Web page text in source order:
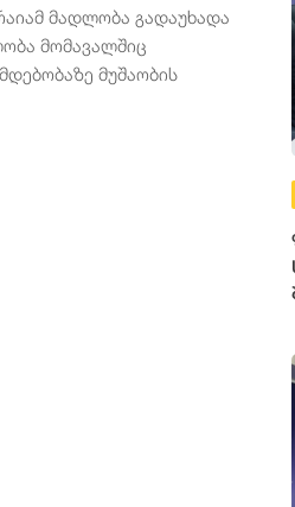
მადლობა გადაუხადა
მომავალშიც
მუშაობის